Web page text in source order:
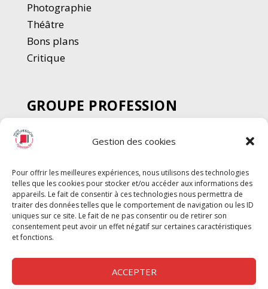
Gestion des cookies
Pour offrir les meilleures expériences, nous utilisons des technologies
telles que les cookies pour stocker et/ou accéder aux informations des
appareils. Le fait de consentir à ces technologies nous permettra de
traiter des données telles que le comportement de navigation ou les ID
uniques sur ce site. Le fait de ne pas consentir ou de retirer son
consentement peut avoir un effet négatif sur certaines caractéristiques
et fonctions.
ACCEPTER
Photographie
Théâtre
Bons plans
Critique
GROUPE PROFESSION
SPECTACLE
Chèque Intermittents
Chèque Compta
Chèque Emploi Spectacle
G-Pods
Profession Audio-visuel